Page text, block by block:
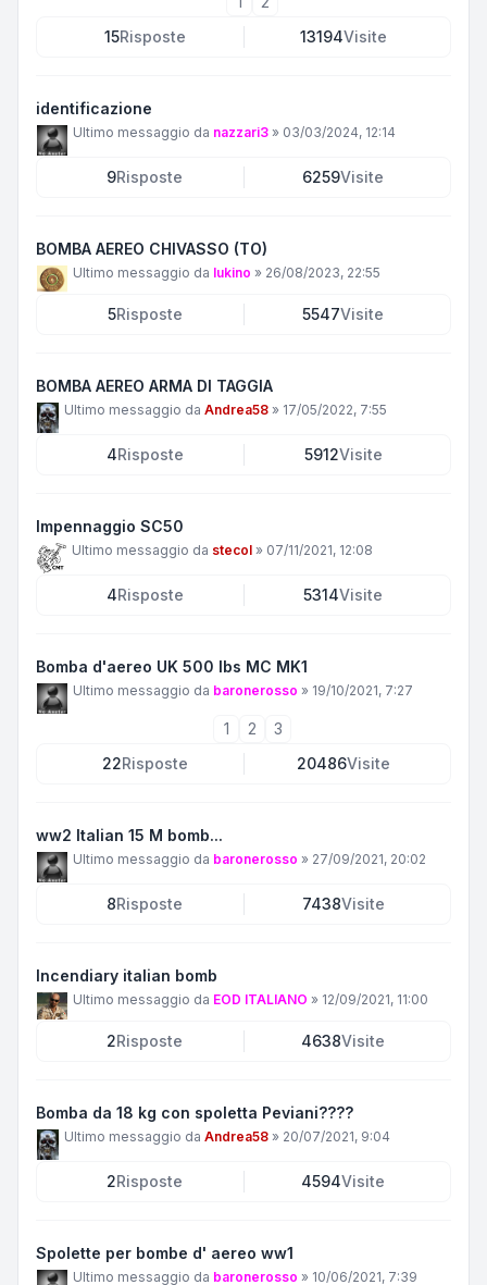
15Risposte 13194Visite
identificazione
Ultimo messaggio da nazzari3 » 03/03/2024, 12:14
9Risposte 6259Visite
BOMBA AEREO CHIVASSO (TO)
Ultimo messaggio da lukino » 26/08/2023, 22:55
5Risposte 5547Visite
BOMBA AEREO ARMA DI TAGGIA
Ultimo messaggio da Andrea58 » 17/05/2022, 7:55
4Risposte 5912Visite
Impennaggio SC50
Ultimo messaggio da stecol » 07/11/2021, 12:08
4Risposte 5314Visite
Bomba d'aereo UK 500 lbs MC MK1
Ultimo messaggio da baronerosso » 19/10/2021, 7:27
1 2
3
22Risposte 20486Visite
ww2 Italian 15 M bomb...
Ultimo messaggio da baronerosso » 27/09/2021, 20:02
8Risposte 7438Visite
Incendiary italian bomb
Ultimo messaggio da EOD ITALIANO » 12/09/2021, 11:00
2Risposte 4638Visite
Bomba da 18 kg con spoletta Peviani????
Ultimo messaggio da Andrea58 » 20/07/2021, 9:04
2Risposte 4594Visite
Spolette per bombe d' aereo ww1
Ultimo messaggio da baronerosso » 10/06/2021, 7:39